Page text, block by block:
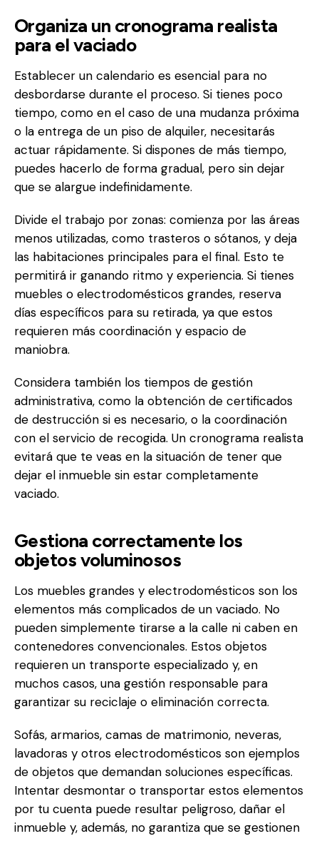
Organiza un cronograma realista
para el vaciado
Establecer un calendario es esencial para no
desbordarse durante el proceso. Si tienes poco
tiempo, como en el caso de una mudanza próxima
o la entrega de un piso de alquiler, necesitarás
actuar rápidamente. Si dispones de más tiempo,
puedes hacerlo de forma gradual, pero sin dejar
que se alargue indefinidamente.
Divide el trabajo por zonas: comienza por las áreas
menos utilizadas, como trasteros o sótanos, y deja
las habitaciones principales para el final. Esto te
permitirá ir ganando ritmo y experiencia. Si tienes
muebles o electrodomésticos grandes, reserva
días específicos para su retirada, ya que estos
requieren más coordinación y espacio de
maniobra.
Considera también los tiempos de gestión
administrativa, como la obtención de certificados
de destrucción si es necesario, o la coordinación
con el servicio de recogida. Un cronograma realista
evitará que te veas en la situación de tener que
dejar el inmueble sin estar completamente
vaciado.
Gestiona correctamente los
objetos voluminosos
Los muebles grandes y electrodomésticos son los
elementos más complicados de un vaciado. No
pueden simplemente tirarse a la calle ni caben en
contenedores convencionales. Estos objetos
requieren un transporte especializado y, en
muchos casos, una gestión responsable para
garantizar su reciclaje o eliminación correcta.
Sofás, armarios, camas de matrimonio, neveras,
lavadoras y otros electrodomésticos son ejemplos
de objetos que demandan soluciones específicas.
Intentar desmontar o transportar estos elementos
por tu cuenta puede resultar peligroso, dañar el
inmueble y, además, no garantiza que se gestionen